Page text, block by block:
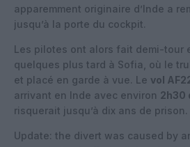
apparemment originaire d’Inde a
jusqu’à la porte du cockpit.
Les pilotes ont alors fait demi-tour
quelques plus tard à Sofia, où le
et placé en garde à vue. Le vol
arrivant en Inde avec environ 2h30
risquerait jusqu’à dix ans de prison.
Update: the divert was caused by